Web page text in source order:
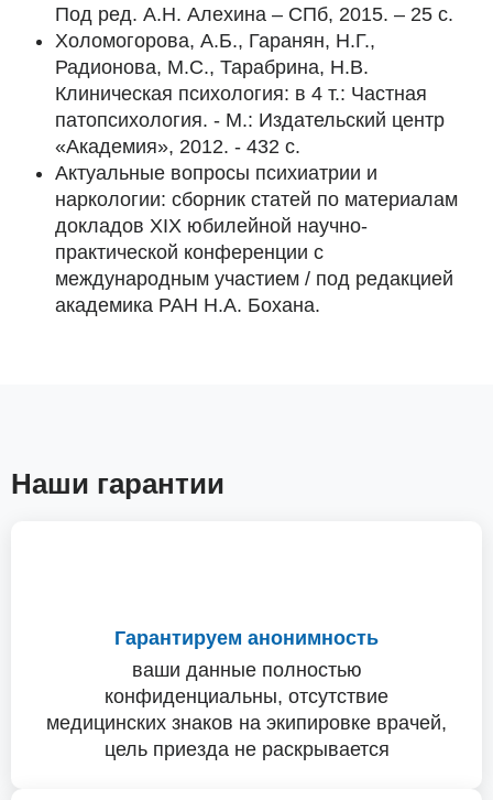
Под ред. А.Н. Алехина – СПб, 2015. – 25 с.
Холомогорова, А.Б., Гаранян, Н.Г.,
Радионова, М.C., Тарабрина, Н.В.
Клиническая психология: в 4 т.: Частная
патопсихология. - М.: Издательский центр
«Академия», 2012. - 432 с.
Актуальные вопросы психиатрии и
наркологии: сборник статей по материалам
докладов XIX юбилейной научно-
практической конференции с
международным участием / под редакцией
академика РАН Н.А. Бохана.
Наши гарантии
Гарантируем анонимность
ваши данные полностью
конфиденциальны, отсутствие
медицинских знаков на экипировке врачей,
цель приезда не раскрывается